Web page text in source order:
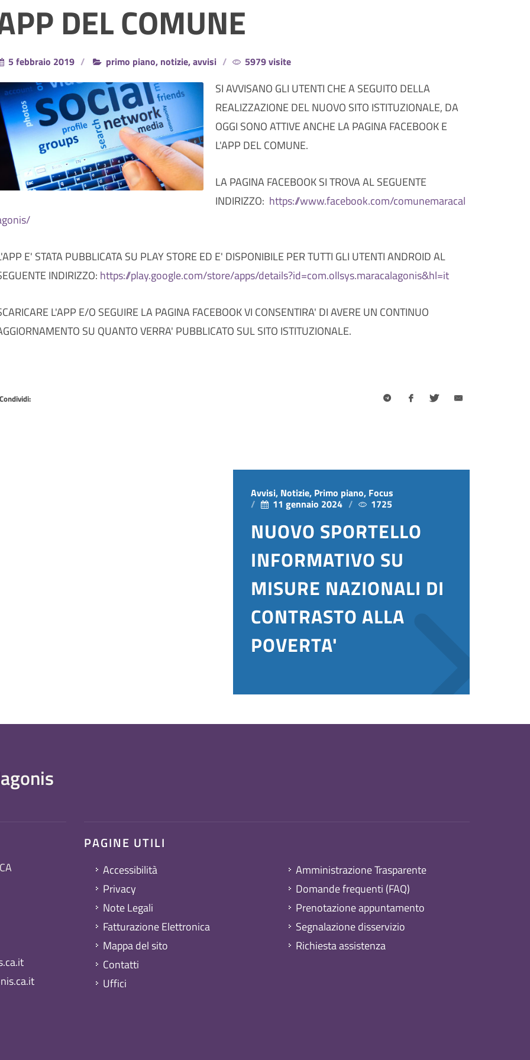
DEL COMUNE
5 febbraio 2019 primo piano, notizie, avvisi 5979 visite
SI AVVISANO GLI UTENTI CHE A SEGUITO DELLA
REALIZZAZIONE DEL NUOVO SITO ISTITUZIONALE, DA
OGGI SONO ATTIVE ANCHE LA PAGINA FACEBOOK E
L'APP DEL COMUNE.
LA PAGINA FACEBOOK SI TROVA AL SEGUENTE
INDIRIZZO: https://www.facebook.com/comunemaracal
E' STATA PUBBLICATA SU PLAY STORE ED E' DISPONIBILE PER TUTTI GLI UTENTI ANDROID AL
INDIRIZZO: https://play.google.com/store/apps/details?id=com.ollsys.maracalagonis&hl=it
L'APP E/O SEGUIRE LA PAGINA FACEBOOK VI CONSENTIRA' DI AVERE UN CONTINUO
SU QUANTO VERRA' PUBBLICATO SUL SITO ISTITUZIONALE.
Condividi:
Avvisi, Notizie, Primo piano, Focus
11 gennaio 2024 1725
NUOVO SPORTELLO
INFORMATIVO SU
MISURE NAZIONALI DI
CONTRASTO ALLA
POVERTA'
PAGINE UTILI
Accessibilità
Privacy
Note Legali
Fatturazione Elettronica
Mappa del sito
Contatti
Uffici
Amministrazione Trasparente
Domande frequenti (FAQ)
Prenotazione appuntamento
Segnalazione disservizio
Richiesta assistenza